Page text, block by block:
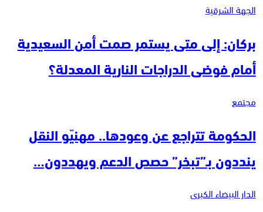
الجهة الشرقية
بركان: إلى متى يستمر صمت أمن السعيدية
أمام فوضى الدراجات النارية المعدلة؟
مجتمع
الحكومة تتراجع عن وعودها.. مهنيّو النقل
ينددون بـ”تبخر” حصص الدعم ويهددون…
الدار البيضاء الكبرى